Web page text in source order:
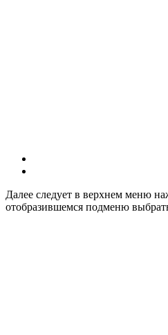
Далее следует в верхнем меню
отобразившемся подменю